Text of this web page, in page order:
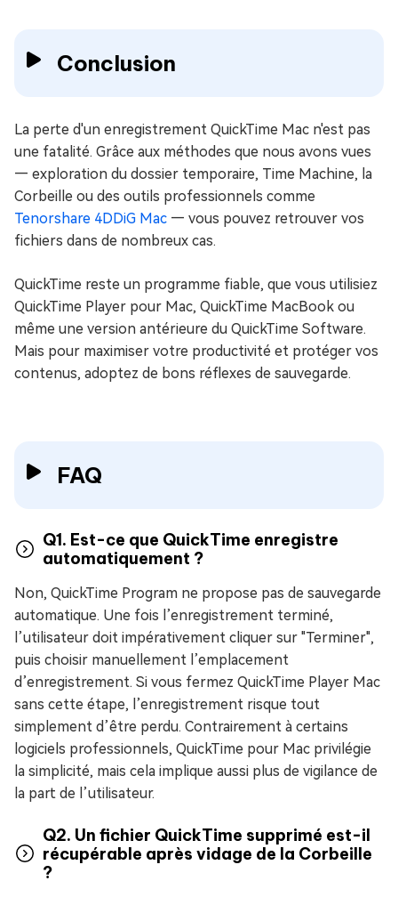
Conclusion
La perte d'un enregistrement QuickTime Mac n'est pas
une fatalité. Grâce aux méthodes que nous avons vues
— exploration du dossier temporaire, Time Machine, la
Corbeille ou des outils professionnels comme
Tenorshare 4DDiG Mac — vous pouvez retrouver vos
fichiers dans de nombreux cas.
QuickTime reste un programme fiable, que vous utilisiez
QuickTime Player pour Mac, QuickTime MacBook ou
même une version antérieure du QuickTime Software.
Mais pour maximiser votre productivité et protéger vos
contenus, adoptez de bons réflexes de sauvegarde.
FAQ
Q1. Est-ce que QuickTime enregistre
automatiquement ?
Non, QuickTime Program ne propose pas de sauvegarde
automatique. Une fois l’enregistrement terminé,
l’utilisateur doit impérativement cliquer sur "Terminer",
puis choisir manuellement l’emplacement
d’enregistrement. Si vous fermez QuickTime Player Mac
sans cette étape, l’enregistrement risque tout
simplement d’être perdu. Contrairement à certains
logiciels professionnels, QuickTime pour Mac privilégie
la simplicité, mais cela implique aussi plus de vigilance de
la part de l’utilisateur.
Q2. Un fichier QuickTime supprimé est-il
récupérable après vidage de la Corbeille
?